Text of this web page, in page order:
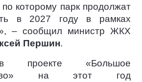
по которому парк продолжат
в 2027 году в рамках
– сообщил министр ЖКХ
Першин.
проекте «Большое
на этот год